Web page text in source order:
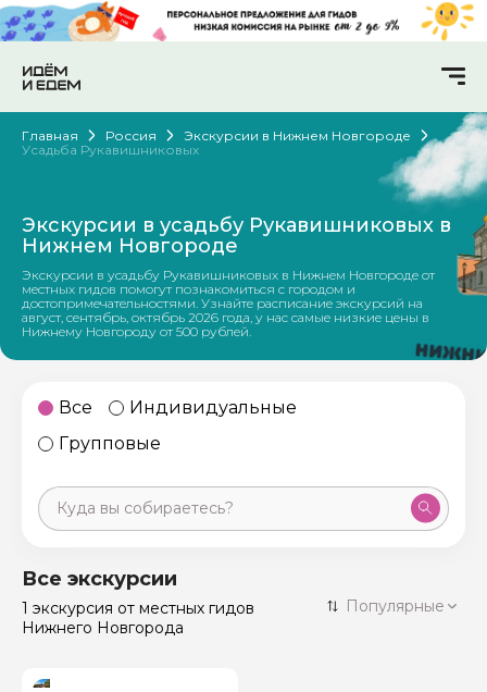
Главная Россия
Экскурсии в Нижнем Новгороде
Усадьба Рукавишниковых
Экскурсии в усадьбу Рукавишниковых в
Нижнем Новгороде
Экскурсии в усадьбу Рукавишниковых в Нижнем Новгороде от
местных гидов помогут познакомиться с городом и
достопримечательностями. Узнайте расписание экскурсий на
август, сентябрь, октябрь 2026 года, у нас самые низкие цены в
Нижнему Новгороду от 500 рублей.
Все
Индивидуальные
Групповые
Санкт-Петербург
Россия
50 экскурсий
Все экскурсии
1 экскурсия от местных гидов
Нижнего Новгорода
Популярные